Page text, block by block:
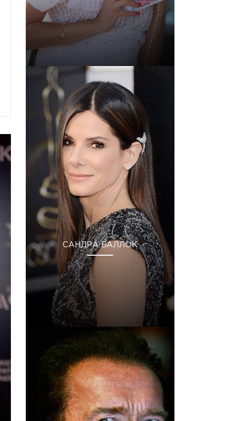
САНДРА БАЛЛОК